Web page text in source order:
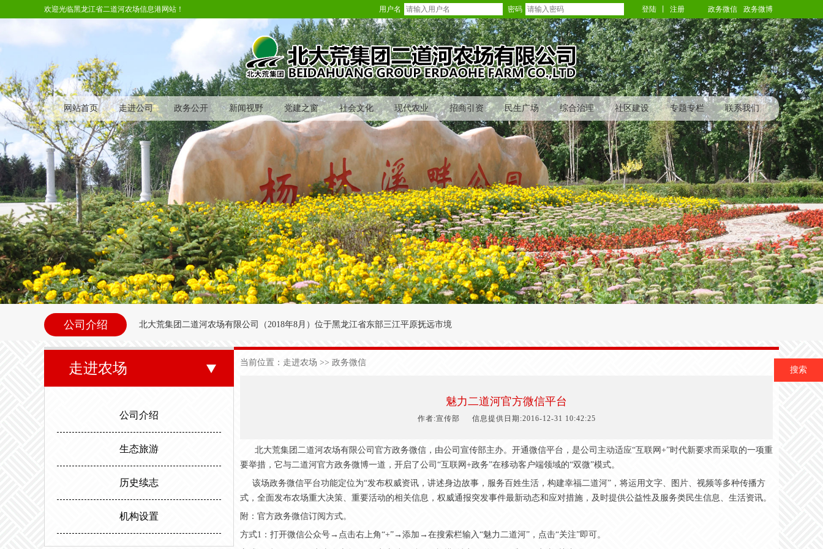
欢迎光临黑龙江省二道河农场信息港网站！ 用户名 密码 登陆 注册 政务微信 政务微博
网站首页 走进公司 政务公开 新闻视野 党建之窗 社会文化 现代农业 招商引资 民生广场 综合治理 社区建设 专题专栏 联系我们
公司介绍 北大荒集团二道河农场有限公司（2018年8月 ） 位于黑龙江省东部三江平原抚远市境
内别拉洪河下游西岸。地理坐标为北纬47°35′～47°50′，东经134°00′～134°25′之间。
东以别拉洪河、南以二道河与八五九农场为界；西与前锋农场接壤；北与前哨农场毗
邻。场内地势平坦，西北高东南低。属于中温湿润性季风气候，极端日最低气温-40.3
度，最高气温35.6度。年平均无霜期1 90毫米。
走进农场
公司介绍
生态旅游
历史续志
机构设置
当前位置： 走进农场 >> 政务微信
魅力二道河官方微信平台
作者:宣传部 信息提供日期:2016-12-31 10:42:25
北大荒集团二道河农场有限公司官方政务微信，由公司宣传部主办。开通微信平台，是公司主动适应“互联网+”时代新要求而采取的一项重
要举措，它与二道河官方政务微博一道，开启了公司“互联网+政务”在移动客户端领域的“双微”模式。
该场政务微信平台功能定位为“发布权威资讯，讲述身边故事，服务百姓生活，构建幸福二道河”，将运用文字、图片、视频等多种传播方
式，全面发布农场重大决策、重要活动的相关信息，权威通报突发事件最新动态和应对措施，及时提供公益性及服务类民生信息、生活资讯。
附：官方政务微信订阅方式。
方式1：打开微信公众号→点击右上角“+”→添加→在搜索栏输入“魅力二道河”，点击“关注”即可。
搜索